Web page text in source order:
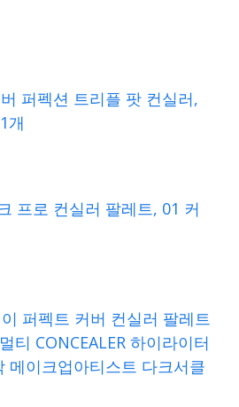
퍼펙션 트리플 팟 컨실러,
개
프로 컨실러 팔레트, 01 커
퍼펙트 커버 컨실러 팔레트
티 CONCEALER 하이라이터
메이크업아티스트 다크서클